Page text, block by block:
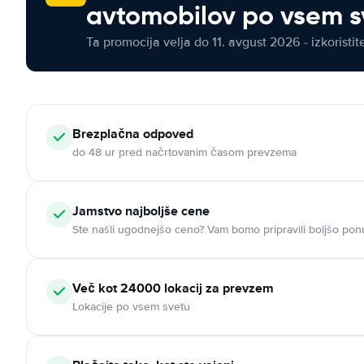
avtomobilov po vsem
Ta promocija velja do 11. avgust 2026 -
Brezplačna odpoved
do 48 ur pred načrtovanim časom prevzema
Jamstvo najboljše cene
Ste našli ugodnejšo ceno? Vam bomo pripravili boljšo
Več kot 24000 lokacij za prevzem
Lokacije po vsem svetu